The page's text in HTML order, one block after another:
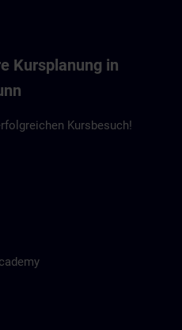
Kursplanung in
Kursbesuch!